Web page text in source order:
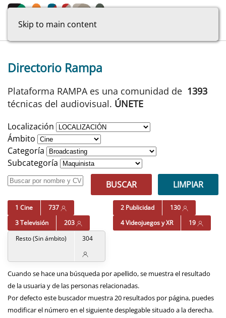
Skip to main content
Directorio Rampa
Plataforma RAMPA es una comunidad de 1393
técnicas del audiovisual. ÚNETE
Localización
Ámbito
Categoría
Subcategoría
BUSCAR
LIMPIAR
1 Cine 737 2 Publicidad
130
3 Televisión
203 4 Videojuegos y XR
19
Resto (Sin ámbito)
304
Cuando se hace una búsqueda por apellido, se muestra el resultado
de la usuaria y de las personas relacionadas.
Por defecto este buscador muestra 20 resultados por página, puedes
modificar el número en el siguiente desplegable situado a la derecha.